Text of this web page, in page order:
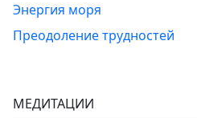
Энергия моря
Преодоление трудностей
МЕДИТАЦИИ